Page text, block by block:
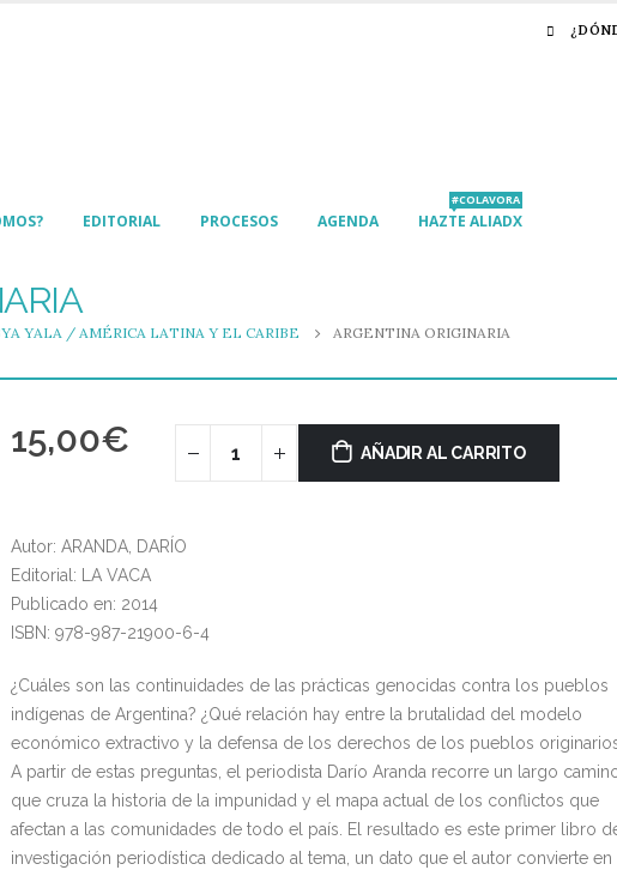
EDITORIAL PROCESOS AGENDA HAZTE ALIADX
#COLAVORA
YALA / AMÉRICA LATINA Y EL CARIBE ARGENTINA ORIGINARIA
15,00€ AÑADIR AL CARRITO
Autor: ARANDA, DARÍO
Editorial: LA VACA
Publicado en: 2014
ISBN: 978-987-21900-6-4
¿Cuáles son las continuidades de las prácticas genocidas contra los pueblos
indígenas de Argentina? ¿Qué relación hay entre la brutalidad del modelo
económico extractivo y la defensa de los derechos de los pueblos
A partir de estas preguntas, el periodista Darío Aranda recorre un largo
que cruza la historia de la impunidad y el mapa actual de los conflictos que
afectan a las comunidades de todo el país. El resultado es este primer libro
investigación periodística dedicado al tema, un dato que el autor convierte en